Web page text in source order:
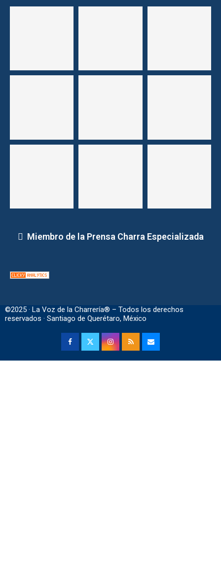
Miembro de la Prensa Charra Especializada
©2025 · La Voz de la Charrería® – Todos los derechos
reservados · Santiago de Querétaro, México